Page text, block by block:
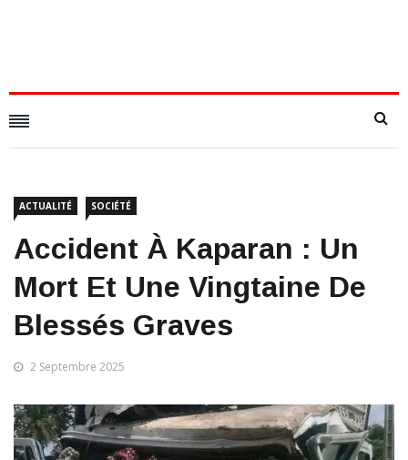
ACTUALITÉ SOCIÉTÉ
Accident À Kaparan : Un
Mort Et Une Vingtaine De
Blessés Graves
2 Septembre 2025